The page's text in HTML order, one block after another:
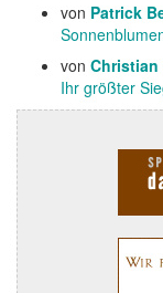
von Patrick
von Christian
Ihr größter